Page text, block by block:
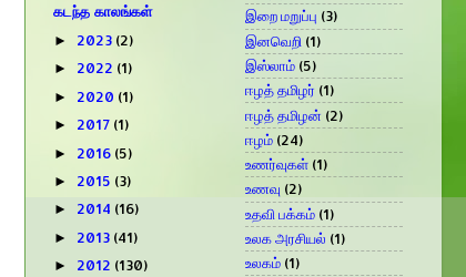
கடந்த காலங்கள்
► 2023 (2)
► 2022 (1)
► 2020 (1)
► 2017 (1)
► 2016 (5)
► 2015 (3)
► 2014 (16)
► 2013 (41)
► 2012 (130)
இறை மறுப்பு (3)
இனவெறி (1)
இஸ்லாம் (5)
ஈழத் தமிழர் (1)
ஈழத் தமிழன் (2)
ஈழம் (24)
உணர்வுகள் (1)
உணவு (2)
உதவி பக்கம் (1)
உலக அரசியல் (1)
உலகம் (1)